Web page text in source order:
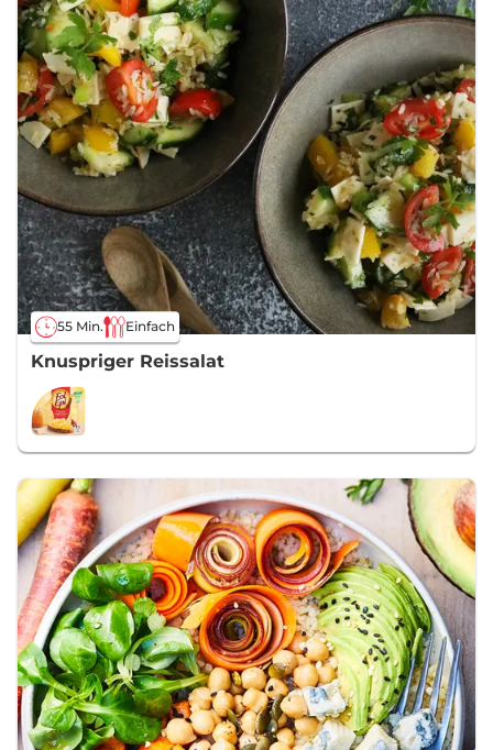
55 Min. Einfach
Knuspriger Reissalat